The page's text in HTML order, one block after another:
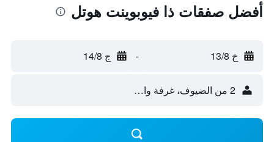
أفضل صفقات ذا فيوبوينت هوتل
خ 13/8 - ج 14/8
2 من الضيوف، غرفة واحدة